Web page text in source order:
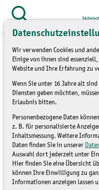
Wir verwenden Cookies und
Einige von ihnen sind
Website und Ihre Erfahrung zu
Wenn Sie unter 16 Jahre alt
Diensten geben möchten,
Erlaubnis bitten.
Personenbezogene Daten
z. B. für personalisierte
Inhaltsmessung. Weitere
Daten finden Sie in unserer
Auswahl dort jederzeit unter
Hier finden Sie eine Übersicht
können Ihre Einwilligung zu
Informationen anzeigen lassen
Zum
Inhalt
springen
öffnen
Service » Presse
»
Burgberg